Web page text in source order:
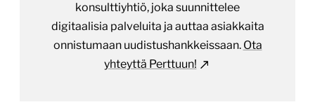
konsulttiyhtiö, joka suunnittelee
digitaalisia palveluita ja auttaa asiakkaita
onnistumaan uudistushankkeissaan. Ota
yhteyttä Perttuun!